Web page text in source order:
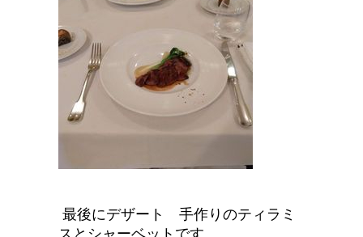
最後にデザート 手作りのティラミ
スとシャーベットです